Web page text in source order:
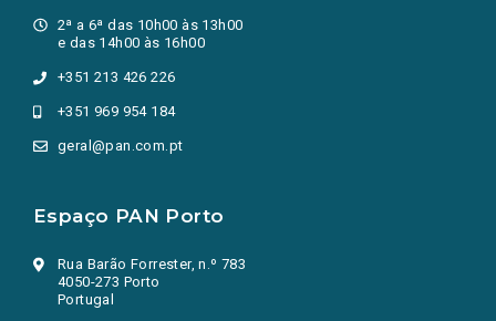
2ª a 6ª das 10h00 às 13h00
e das 14h00 às 16h00
+351 213 426 226
+351 969 954 184
geral@pan.com.pt
Espaço PAN Porto
Rua Barão Forrester, n.º 783
4050-273 Porto
Portugal